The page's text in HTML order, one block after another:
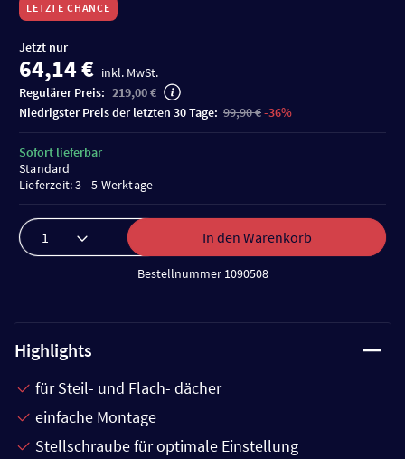
LETZTE CHANCE
Jetzt nur
64,14 € inkl. MwSt.
Regulärer Preis: 219,00 €
niedrigster Preis der letzten 30 Tage: 99,90 €-36%
In den Warenkorb
Bestellnummer 1090508
Sofort lieferbar
Standard
Lieferzeit: 3 - 5 Werktage
Highlights
für Steil- und Flach- dächer
einfache Montage
Stellschraube für optimale Einstellung